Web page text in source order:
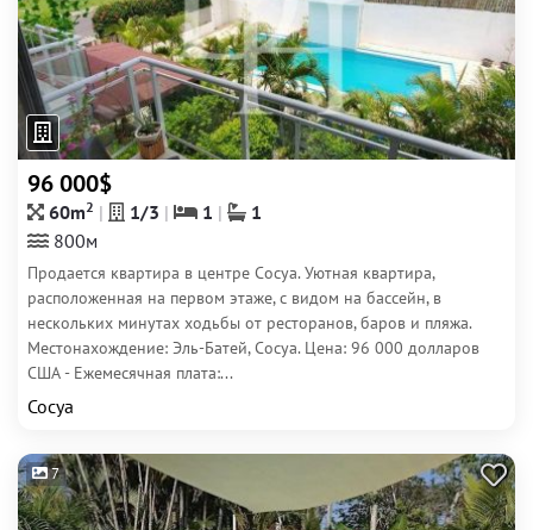
96 000$
60m2 1/3 1
1
800м
Продается квартира в центре Сосуа. Уютная квартира,
расположенная на первом этаже, с видом на бассейн, в
нескольких минутах ходьбы от ресторанов, баров и пляжа.
Местонахождение: Эль-Батей, Сосуа. Цена: 96 000 долларов
США - Ежемесячная плата:...
Сосуа
7